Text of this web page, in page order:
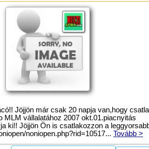
Jöjjön már csak 20 napja van,hogy
MLM vállalatához 2007 okt.01.piacnyitás
ki!! Jöjjön Ön is csatlakozzon a
noniopen.php?rid=10517... Tovább >